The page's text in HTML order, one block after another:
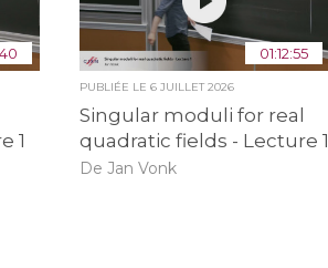
1
01:12:55
PUBLIÉE LE 6 JUILLET 2026
Singular moduli for real
quadratic fields - Lecture 1
De Jan Vonk